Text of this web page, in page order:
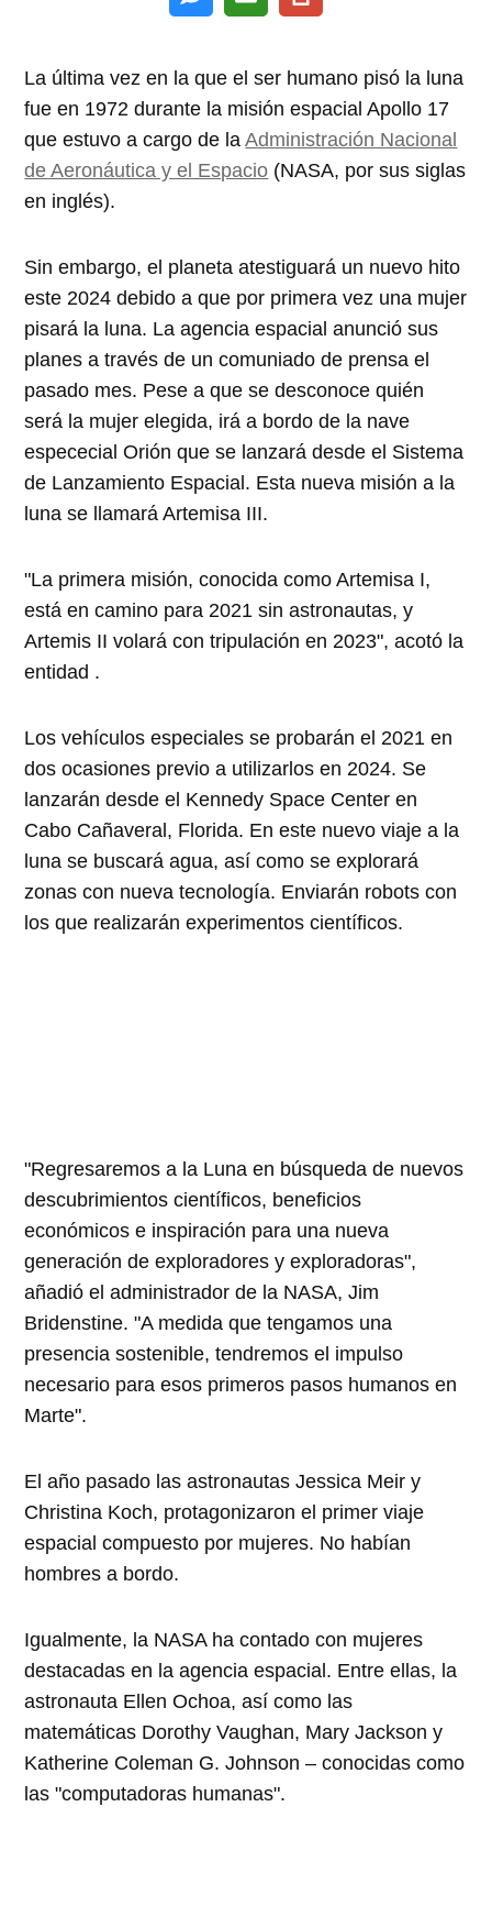
La última vez en la que el ser humano pisó la luna
fue en 1972 durante la misión espacial Apollo 17
que estuvo a cargo de laAdministración Nacional
de Aeronáutica y el Espacio (NASA, por sus siglas
en inglés).
Sin embargo, el planeta atestiguará un nuevo hito
este 2024 debido a que por primera vez una mujer
pisará la luna. La agencia espacial anunció sus
planes a través de un comuniado de prensa el
pasado mes. Pese a que se desconoce quién
será la mujer elegida, irá a bordo de la nave
espececial Orión que se lanzará desde el Sistema
de Lanzamiento Espacial. Esta nueva misión a la
luna se llamará Artemisa III.
"La primera misión, conocida como Artemisa I,
está en camino para 2021 sin astronautas, y
Artemis II volará con tripulación en 2023", acotó la
entidad .
Los vehículos especiales se probarán el 2021 en
dos ocasiones previo a utilizarlos en 2024. Se
lanzarán desde el Kennedy Space Center en
Cabo Cañaveral, Florida. En este nuevo viaje a la
luna se buscará agua, así como se explorará
zonas con nueva tecnología. Enviarán robots con
los que realizarán experimentos científicos.
"Regresaremos a la Luna en búsqueda de nuevos
descubrimientos científicos, beneficios
económicos e inspiración para una nueva
generación de exploradores y exploradoras",
añadió el administrador de la NASA, Jim
Bridenstine. "A medida que tengamos una
presencia sostenible, tendremos el impulso
necesario para esos primeros pasos humanos en
Marte".
El año pasado las astronautas Jessica Meir y
Christina Koch, protagonizaron el primer viaje
espacial compuesto por mujeres. No habían
hombres a bordo.
Igualmente, la NASA ha contado con mujeres
destacadas en la agencia espacial. Entre ellas, la
astronauta Ellen Ochoa, así como las
matemáticas Dorothy Vaughan, Mary Jackson y
Katherine Coleman G. Johnson – conocidas como
las "computadoras humanas".